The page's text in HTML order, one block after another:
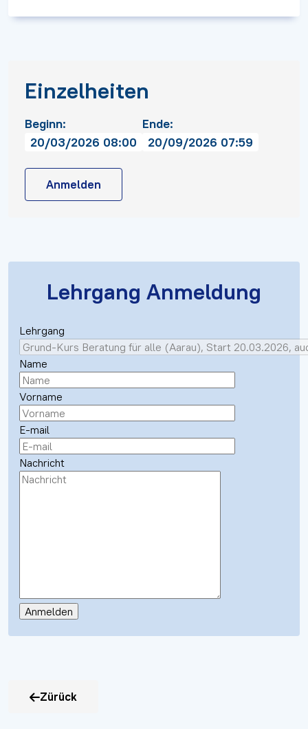
Einzelheiten
Beginn:
20/03/2026 08:00
Ende:
20/09/2026 07:59
Anmelden
Lehrgang Anmeldung
Lehrgang
Name
Vorname
E-mail
Nachricht
Zürück